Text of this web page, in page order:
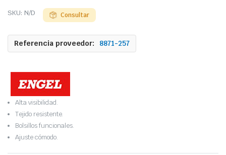
SKU: N/D Consultar
Referencia proveedor: 8871-257
Alta visibilidad.
Tejido resistente.
Bolsillos funcionales.
Ajuste cómodo.